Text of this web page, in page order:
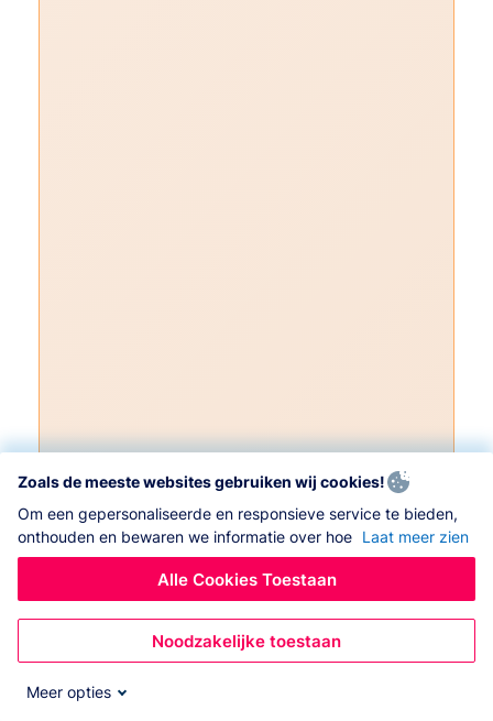
Zoals de meeste websites gebruiken wij cookies!
Om een gepersonaliseerde en responsieve service te bieden,
onthouden en bewaren we informatie over hoe Laat meer zien
Alle Cookies Toestaan
Noodzakelijke toestaan
Meer opties